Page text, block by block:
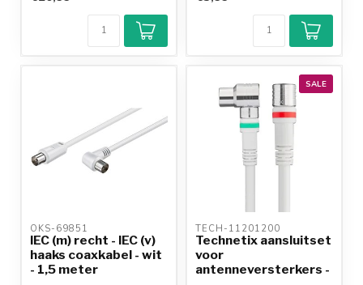
OKS-69851
IEC (m) recht - IEC (v)
haaks coaxkabel - wit
- 1,5 meter
SALE
TECH-11201200
Technetix aansluitset
voor
antenneversterkers -